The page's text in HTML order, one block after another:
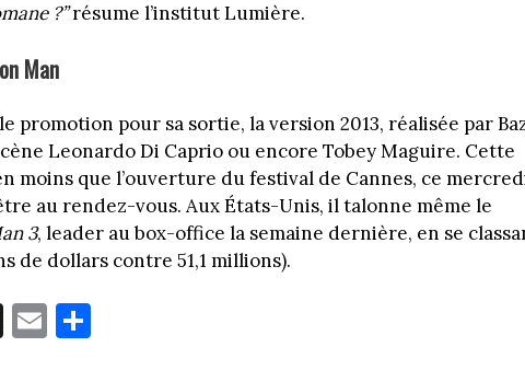
?”résume l’institut Lumière.
Man
promotion pour sa sortie, la version 2013, réalisée par
Leonardo Di Caprio ou encore Tobey Maguire. Cette
moins que l’ouverture du festival de Cannes, ce
au rendez-vous. Aux États-Unis, il talonne même le
3, leader au box-office la semaine dernière, en se
de dollars contre 51,1 millions).
X E
m